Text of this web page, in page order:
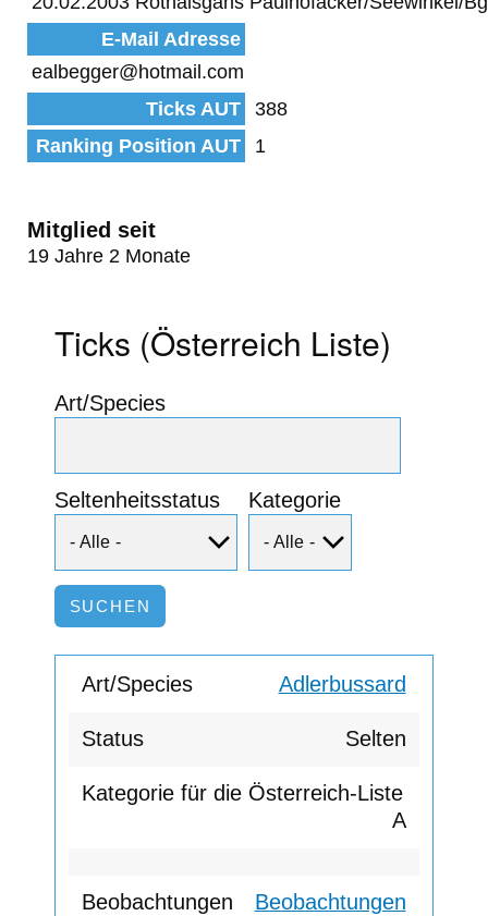
E-Mail Adresse
ealbegger@hotmail.com
Ticks AUT
388
Ranking Position AUT
1
Mitglied seit
19 Jahre 2 Monate
Ticks (Österreich Liste)
Art/Species
Seltenheitsstatus Kategorie
Adlerbussard
Selten
A
Beobachtungen